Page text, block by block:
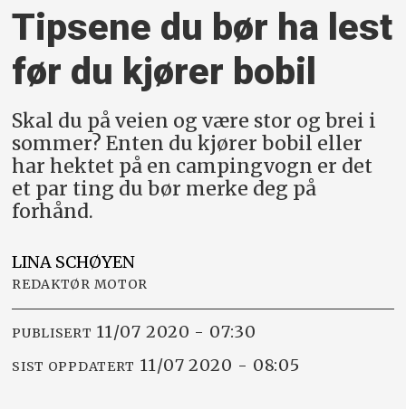
Tipsene du bør ha lest
før du kjører bobil
Skal du på veien og være stor og brei i
sommer? Enten du kjører bobil eller
har hektet på en campingvogn er det
et par ting du bør merke deg på
forhånd.
LINA SCHØYEN
REDAKTØR MOTOR
PUBLISERT 11/07 2020 - 07:30
SIST OPPDATERT 11/07 2020 - 08:05